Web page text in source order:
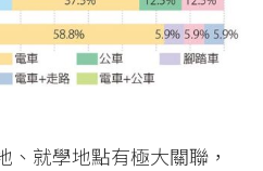
就學地點有極大關聯，